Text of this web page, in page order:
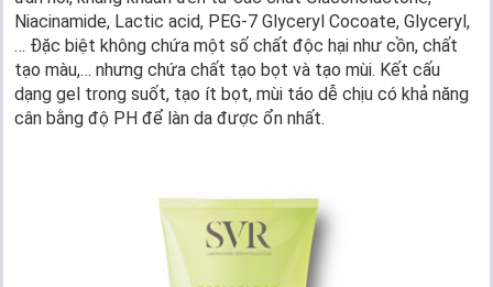
Niacinamide, Lactic acid, PEG-7 Glyceryl Cocoate, Glyceryl,
… Đặc biệt không chứa một số chất độc hại như cồn, chất
tạo màu,… nhưng chứa chất tạo bọt và tạo mùi. Kết cấu
dạng gel trong suốt, tạo ít bọt, mùi táo dễ chịu có khả năng
cân bằng độ PH để làn da được ổn nhất.